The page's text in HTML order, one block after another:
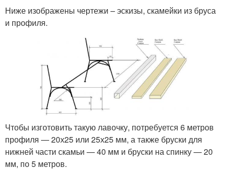
Ниже изображены чертежи – эскизы, скамейки из бруса
и профиля.
Чтобы изготовить такую лавочку, потребуется 6 метров
профиля — 20х25 или 25х25 мм, а также бруски для
нижней части скамьи — 40 мм и бруски на спинку — 20
мм, по 5 метров.